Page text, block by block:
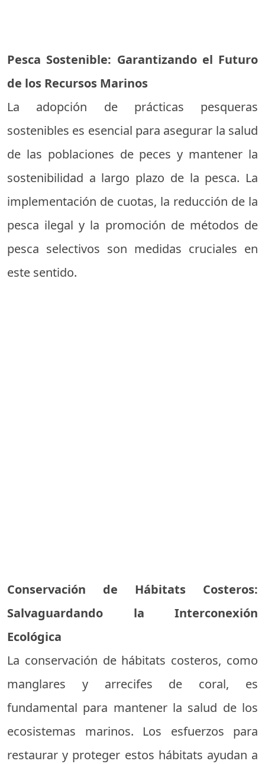
Pesca Sostenible: Garantizando el Futuro
de los Recursos Marinos
La adopción de prácticas pesqueras
sostenibles es esencial para asegurar la salud
de las poblaciones de peces y mantener la
sostenibilidad a largo plazo de la pesca. La
implementación de cuotas, la reducción de la
pesca ilegal y la promoción de métodos de
pesca selectivos son medidas cruciales en
este sentido.
Conservación de Hábitats Costeros:
Salvaguardando la Interconexión
Ecológica
La conservación de hábitats costeros, como
manglares y arrecifes de coral, es
fundamental para mantener la salud de los
ecosistemas marinos. Los esfuerzos para
restaurar y proteger estos hábitats ayudan a